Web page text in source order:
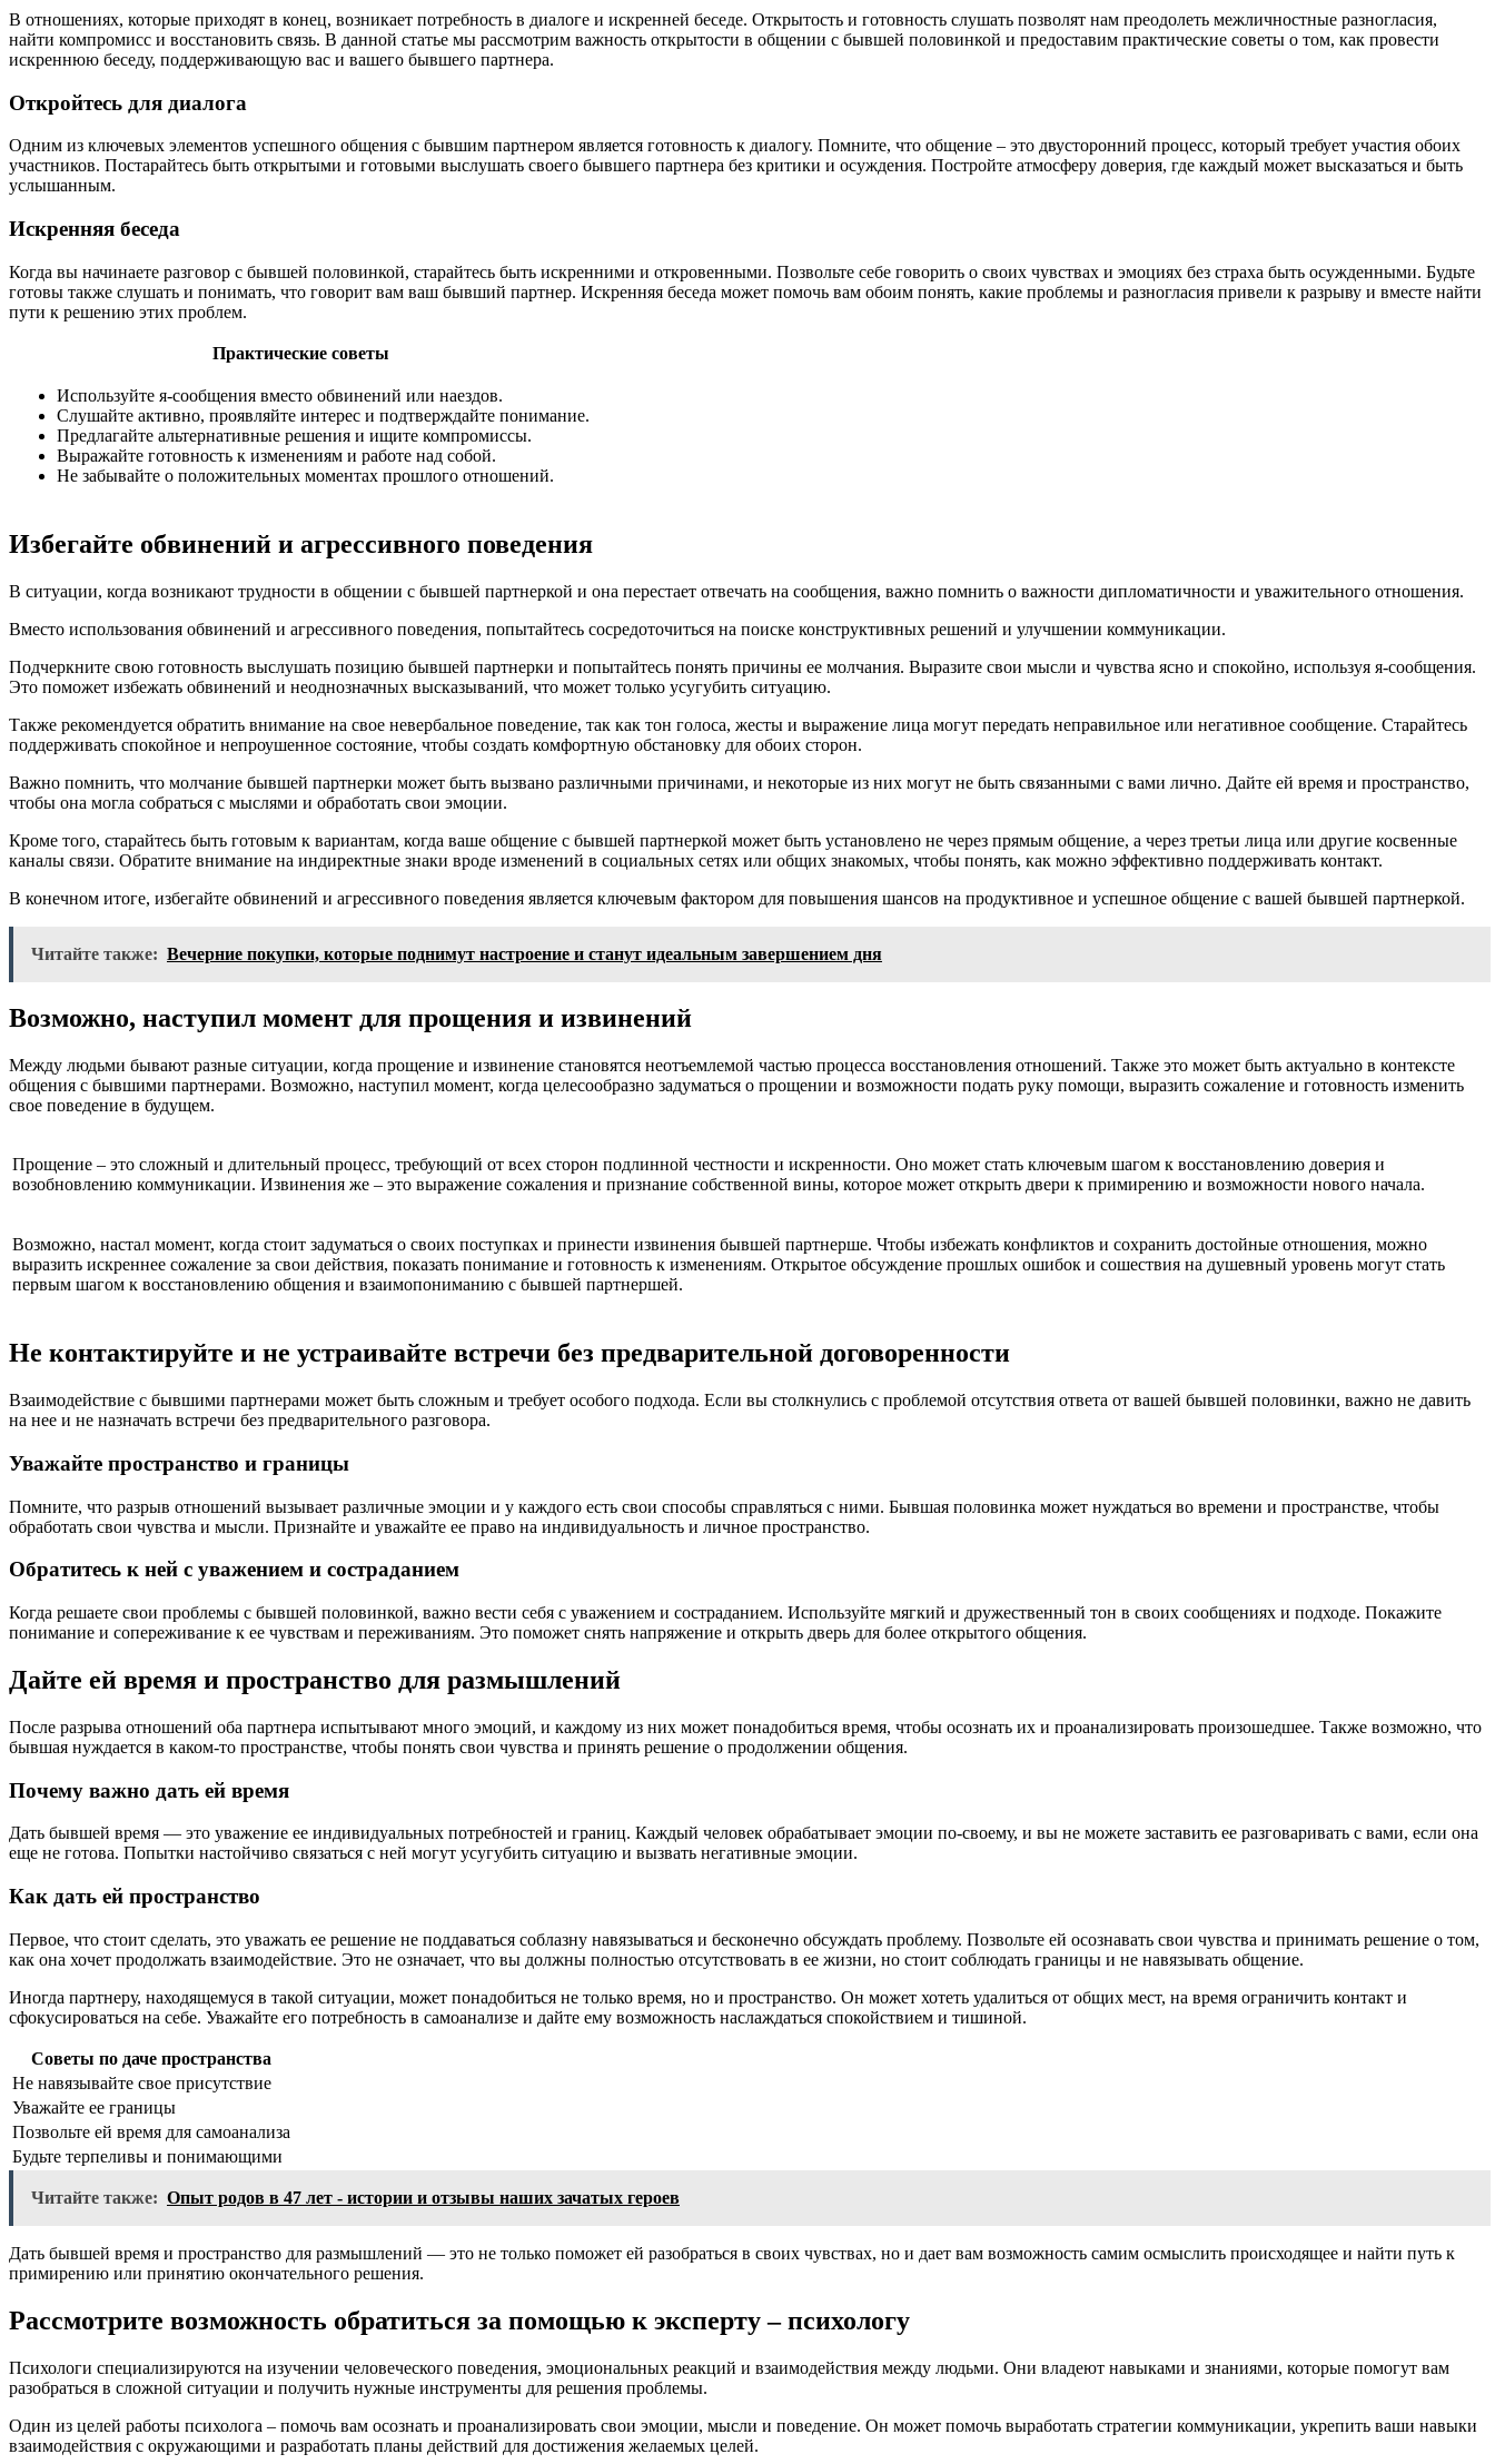
В отношениях, которые приходят в конец, возникает потребность в диалоге и искренней беседе. Открытость и готовность слушать позволят нам преодолеть межличностные разногласия,
найти компромисс и восстановить связь. В данной статье мы рассмотрим важность открытости в общении с бывшей половинкой и предоставим практические советы о том, как провести
искреннюю беседу, поддерживающую вас и вашего бывшего партнера.
Откройтесь для диалога
Одним из ключевых элементов успешного общения с бывшим партнером является готовность к диалогу. Помните, что общение – это двусторонний процесс, который требует участия обоих
участников. Постарайтесь быть открытыми и готовыми выслушать своего бывшего партнера без критики и осуждения. Постройте атмосферу доверия, где каждый может высказаться и быть
услышанным.
Искренняя беседа
Когда вы начинаете разговор с бывшей половинкой, старайтесь быть искренними и откровенными. Позвольте себе говорить о своих чувствах и эмоциях без страха быть осужденными. Будьте
готовы также слушать и понимать, что говорит вам ваш бывший партнер. Искренняя беседа может помочь вам обоим понять, какие проблемы и разногласия привели к разрыву и вместе найти
пути к решению этих проблем.
Практические советы
Используйте я-сообщения вместо обвинений или наездов.
Слушайте активно, проявляйте интерес и подтверждайте понимание.
Предлагайте альтернативные решения и ищите компромиссы.
Выражайте готовность к изменениям и работе над собой.
Не забывайте о положительных моментах прошлого отношений.
Избегайте обвинений и агрессивного поведения
В ситуации, когда возникают трудности в общении с бывшей партнеркой и она перестает отвечать на сообщения, важно помнить о важности дипломатичности и уважительного отношения.
Вместо использования обвинений и агрессивного поведения, попытайтесь сосредоточиться на поиске конструктивных решений и улучшении коммуникации.
Подчеркните свою готовность выслушать позицию бывшей партнерки и попытайтесь понять причины ее молчания. Выразите свои мысли и чувства ясно и спокойно, используя я-сообщения.
Это поможет избежать обвинений и неоднозначных высказываний, что может только усугубить ситуацию.
Также рекомендуется обратить внимание на свое невербальное поведение, так как тон голоса, жесты и выражение лица могут передать неправильное или негативное сообщение. Старайтесь
поддерживать спокойное и непроушенное состояние, чтобы создать комфортную обстановку для обоих сторон.
Важно помнить, что молчание бывшей партнерки может быть вызвано различными причинами, и некоторые из них могут не быть связанными с вами лично. Дайте ей время и пространство,
чтобы она могла собраться с мыслями и обработать свои эмоции.
Кроме того, старайтесь быть готовым к вариантам, когда ваше общение с бывшей партнеркой может быть установлено не через прямым общение, а через третьи лица или другие косвенные
каналы связи. Обратите внимание на индиректные знаки вроде изменений в социальных сетях или общих знакомых, чтобы понять, как можно эффективно поддерживать контакт.
В конечном итоге, избегайте обвинений и агрессивного поведения является ключевым фактором для повышения шансов на продуктивное и успешное общение с вашей бывшей партнеркой.
Читайте также: Вечерние покупки, которые поднимут настроение и станут идеальным завершением дня
Возможно, наступил момент для прощения и извинений
Между людьми бывают разные ситуации, когда прощение и извинение становятся неотъемлемой частью процесса восстановления отношений. Также это может быть актуально в контексте
общения с бывшими партнерами. Возможно, наступил момент, когда целесообразно задуматься о прощении и возможности подать руку помощи, выразить сожаление и готовность изменить
свое поведение в будущем.
Прощение – это сложный и длительный процесс, требующий от всех сторон подлинной честности и искренности. Оно может стать ключевым шагом к восстановлению доверия и
возобновлению коммуникации. Извинения же – это выражение сожаления и признание собственной вины, которое может открыть двери к примирению и возможности нового начала.
Возможно, настал момент, когда стоит задуматься о своих поступках и принести извинения бывшей партнерше. Чтобы избежать конфликтов и сохранить достойные отношения, можно
выразить искреннее сожаление за свои действия, показать понимание и готовность к изменениям. Открытое обсуждение прошлых ошибок и сошествия на душевный уровень могут стать
первым шагом к восстановлению общения и взаимопониманию с бывшей партнершей.
Не контактируйте и не устраивайте встречи без предварительной договоренности
Взаимодействие с бывшими партнерами может быть сложным и требует особого подхода. Если вы столкнулись с проблемой отсутствия ответа от вашей бывшей половинки, важно не давить
на нее и не назначать встречи без предварительного разговора.
Уважайте пространство и границы
Помните, что разрыв отношений вызывает различные эмоции и у каждого есть свои способы справляться с ними. Бывшая половинка может нуждаться во времени и пространстве, чтобы
обработать свои чувства и мысли. Признайте и уважайте ее право на индивидуальность и личное пространство.
Обратитесь к ней с уважением и состраданием
Когда решаете свои проблемы с бывшей половинкой, важно вести себя с уважением и состраданием. Используйте мягкий и дружественный тон в своих сообщениях и подходе. Покажите
понимание и сопереживание к ее чувствам и переживаниям. Это поможет снять напряжение и открыть дверь для более открытого общения.
Дайте ей время и пространство для размышлений
После разрыва отношений оба партнера испытывают много эмоций, и каждому из них может понадобиться время, чтобы осознать их и проанализировать произошедшее. Также возможно, что
бывшая нуждается в каком-то пространстве, чтобы понять свои чувства и принять решение о продолжении общения.
Почему важно дать ей время
Дать бывшей время — это уважение ее индивидуальных потребностей и границ. Каждый человек обрабатывает эмоции по-своему, и вы не можете заставить ее разговаривать с вами, если она
еще не готова. Попытки настойчиво связаться с ней могут усугубить ситуацию и вызвать негативные эмоции.
Как дать ей пространство
Первое, что стоит сделать, это уважать ее решение не поддаваться соблазну навязываться и бесконечно обсуждать проблему. Позвольте ей осознавать свои чувства и принимать решение о том,
как она хочет продолжать взаимодействие. Это не означает, что вы должны полностью отсутствовать в ее жизни, но стоит соблюдать границы и не навязывать общение.
Иногда партнеру, находящемуся в такой ситуации, может понадобиться не только время, но и пространство. Он может хотеть удалиться от общих мест, на время ограничить контакт и
сфокусироваться на себе. Уважайте его потребность в самоанализе и дайте ему возможность наслаждаться спокойствием и тишиной.
Советы по даче пространства
Не навязывайте свое присутствие
Уважайте ее границы
Позвольте ей время для самоанализа
Будьте терпеливы и понимающими
Читайте также: Опыт родов в 47 лет - истории и отзывы наших зачатых героев
Дать бывшей время и пространство для размышлений — это не только поможет ей разобраться в своих чувствах, но и дает вам возможность самим осмыслить происходящее и найти путь к
примирению или принятию окончательного решения.
Рассмотрите возможность обратиться за помощью к эксперту – психологу
Психологи специализируются на изучении человеческого поведения, эмоциональных реакций и взаимодействия между людьми. Они владеют навыками и знаниями, которые помогут вам
разобраться в сложной ситуации и получить нужные инструменты для решения проблемы.
Один из целей работы психолога – помочь вам осознать и проанализировать свои эмоции, мысли и поведение. Он может помочь выработать стратегии коммуникации, укрепить ваши навыки
взаимодействия с окружающими и разработать планы действий для достижения желаемых целей.